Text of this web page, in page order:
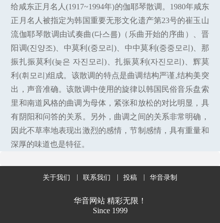
给咸东正月名人(1917~1994年)的伽耶琴散调。1980年咸东
正月名人被指定为韩国重要无形文化遗产第23号的崔玉山
流伽耶琴散调由试奏曲(다스름)（乐曲开始的序曲）、晋
阳调(진양조)、中莫利(중모리)、中中莫利(중중모리)、那
振扎振莫利(늦은 자진모리)、扎振莫利(자진모리)、辉莫
利(휘모리)组成。该散调的特点是曲调结构严谨,结构美突
出，声音准确。该散调中使用的旋律以韩国民俗音乐盘索
里和南道风格的曲调为母体，紧张和放松的对比明显，具
有阴阳和问答的关系。另外，曲调之间的关系非常明确，
因此不草率地表现出激烈的感情，节制感情，具有重量和
深厚的味道也是特征。
关于我们 联系我们 投稿 华音录制
华音网站 精彩无限！
Since 1999